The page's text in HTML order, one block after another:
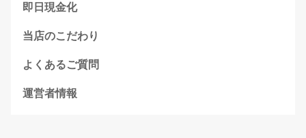
即日現金化
当店のこだわり
よくあるご質問
運営者情報